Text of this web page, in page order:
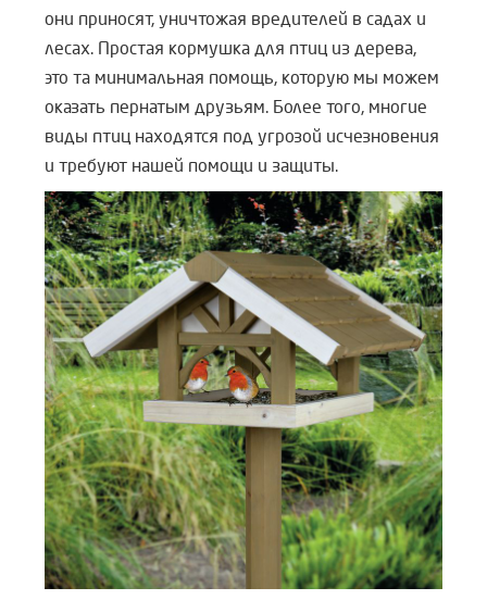
они приносят, уничтожая вредителей в садах и
лесах. Простая кормушка для птиц из дерева,
это та минимальная помощь, которую мы можем
оказать пернатым друзьям. Более того, многие
виды птиц находятся под угрозой исчезновения
и требуют нашей помощи и защиты.